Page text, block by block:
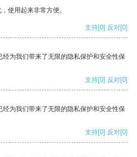
使用起来非常方便。
支持[0] 反对[0]
为我们带来了无限的隐私保护和安全性保
支持[0] 反对[0]
为我们带来了无限的隐私保护和安全性保
支持[0] 反对[0]